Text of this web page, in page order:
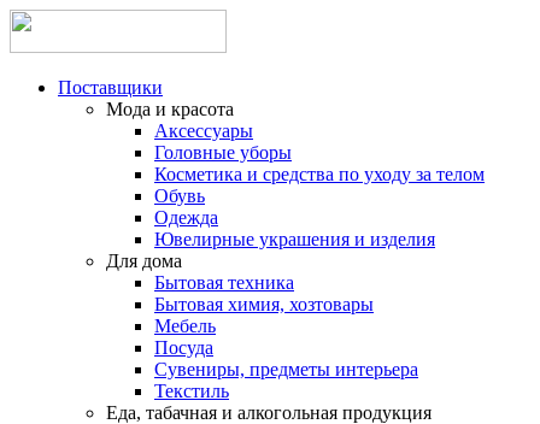
Поставщики
Мода и красота
Аксессуары
Головные уборы
Косметика и средства по уходу за телом
Обувь
Одежда
Ювелирные украшения и изделия
Для дома
Бытовая техника
Бытовая химия, хозтовары
Мебель
Посуда
Сувениры, предметы интерьера
Текстиль
Еда, табачная и алкогольная продукция